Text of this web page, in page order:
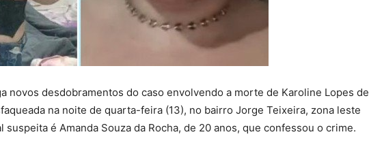
novos desdobramentos do caso envolvendo a morte de Karoline Lopes de
na noite de quarta-feira (13), no bairro Jorge Teixeira, zona leste
suspeita é Amanda Souza da Rocha, de 20 anos, que confessou o crime.